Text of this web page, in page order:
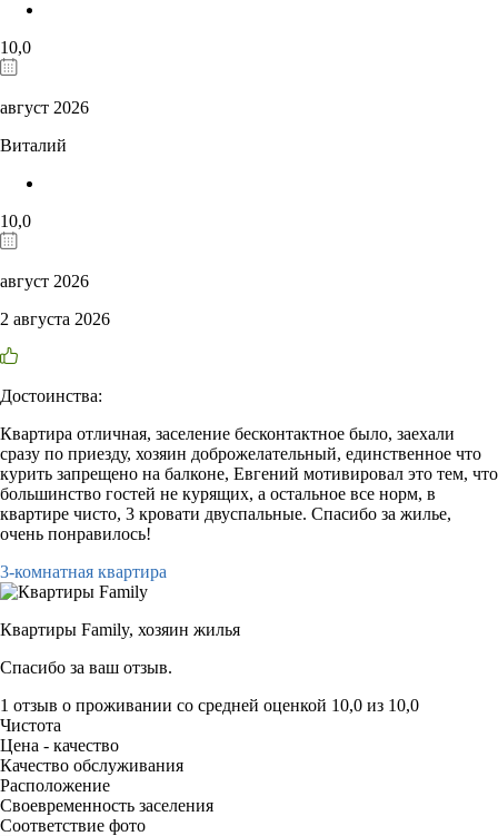
10,0
август 2026
Виталий
10,0
август 2026
2 августа 2026
Достоинства:
Квартира отличная, заселение бесконтактное было, заехали
сразу по приезду, хозяин доброжелательный, единственное что
курить запрещено на балконе, Евгений мотивировал это тем, что
большинство гостей не курящих, а остальное все норм, в
квартире чисто, 3 кровати двуспальные. Спасибо за жилье,
очень понравилось!
3-комнатная квартира
Квартиры Family, хозяин жилья
Спасибо за ваш отзыв.
1 отзыв о проживании со средней оценкой 10,0 из 10,0
Чистота
Цена - качество
Качество обслуживания
Расположение
Своевременность заселения
Соответствие фото